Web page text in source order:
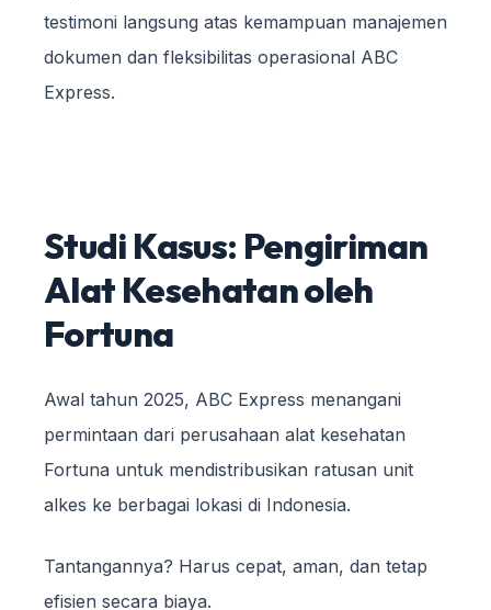
testimoni langsung atas kemampuan manajemen
dokumen dan fleksibilitas operasional ABC
Express.
Studi Kasus: Pengiriman
Alat Kesehatan oleh
Fortuna
Awal tahun 2025, ABC Express menangani
permintaan dari perusahaan alat kesehatan
Fortuna untuk mendistribusikan ratusan unit
alkes ke berbagai lokasi di Indonesia.
Tantangannya? Harus cepat, aman, dan tetap
efisien secara biaya.